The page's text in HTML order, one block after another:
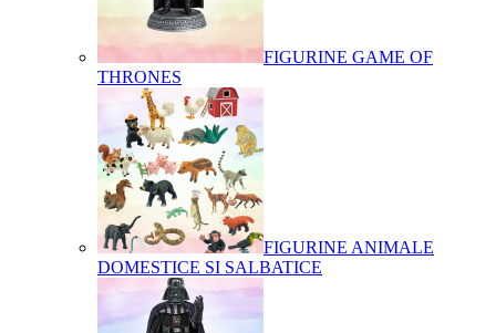
FIGURINE GAME OF
THRONES
FIGURINE ANIMALE
DOMESTICE SI SALBATICE